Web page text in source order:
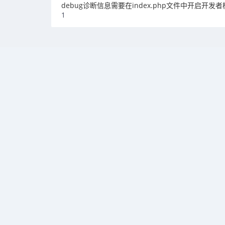
debug诊断信息需要在index.php文件中开启开发者
1